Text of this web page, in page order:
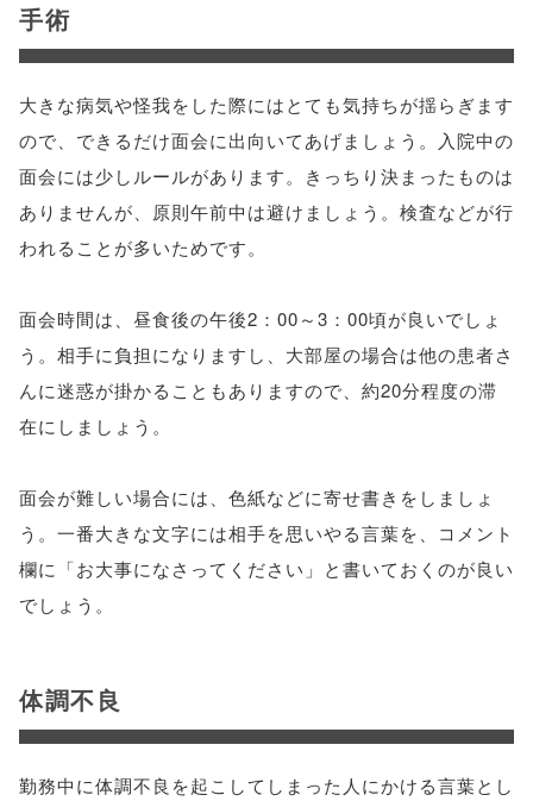
手術
大きな病気や怪我をした際にはとても気持ちが揺らぎます
ので、できるだけ面会に出向いてあげましょう。入院中の
面会には少しルールがあります。きっちり決まったものは
ありませんが、原則午前中は避けましょう。検査などが行
われることが多いためです。
面会時間は、昼食後の午後2：00～3：00頃が良いでしょ
う。相手に負担になりますし、大部屋の場合は他の患者さ
んに迷惑が掛かることもありますので、約20分程度の滞
在にしましょう。
面会が難しい場合には、色紙などに寄せ書きをしましょ
う。一番大きな文字には相手を思いやる言葉を、コメント
欄に「お大事になさってください」と書いておくのが良い
でしょう。
体調不良
勤務中に体調不良を起こしてしまった人にかける言葉とし